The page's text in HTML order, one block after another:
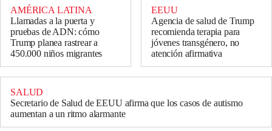
AMÉRICA LATINA
Llamadas a la puerta y
pruebas de ADN: cómo
Trump planea rastrear a
450.000 niños migrantes
EEUU
Agencia de salud de Trump
recomienda terapia para
jóvenes transgénero, no
atención afirmativa
SALUD
Secretario de Salud de EEUU afirma que los casos de autismo
aumentan a un ritmo alarmante